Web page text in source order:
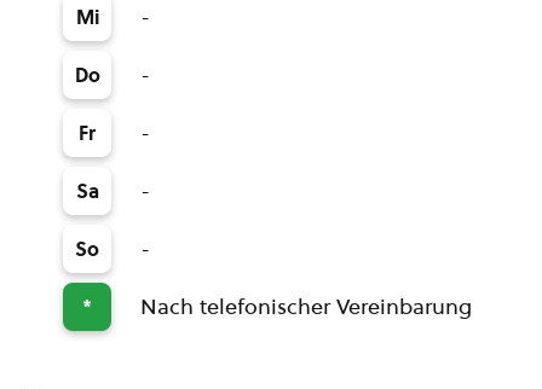
Mi -
Do -
Fr -
Sa -
So -
* Nach telefonischer Vereinbarung